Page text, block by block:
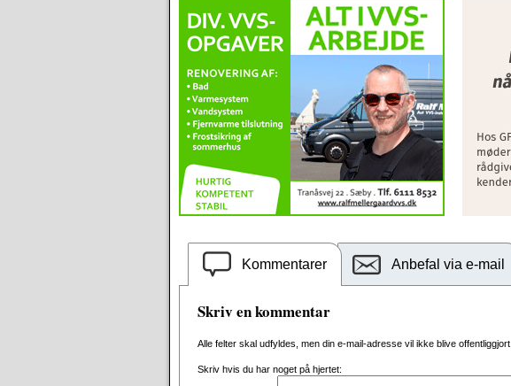
Kommentarer Anbefal via e-mail
Skriv en kommentar
Alle felter skal udfyldes, men din e-mail-adresse vil ikke blive offentliggjort.
Skriv hvis du har noget på hjertet: